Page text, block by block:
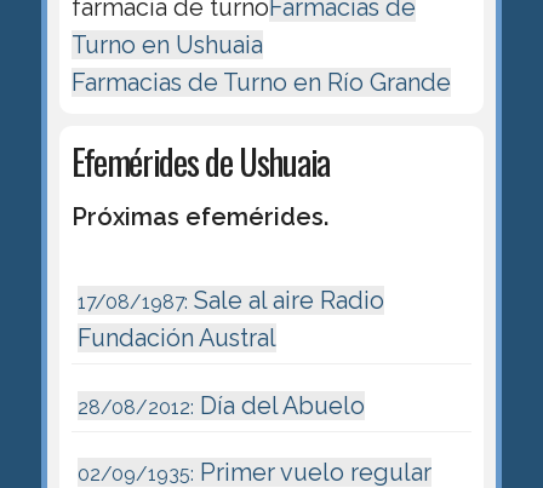
farmacia de turnoFarmacias de
Turno en Ushuaia
Farmacias de Turno en Río Grande
Efemérides de Ushuaia
Próximas efemérides.
17/08/1987: Sale al aire Radio
Fundación Austral
28/08/2012: Día del Abuelo
02/09/1935: Primer vuelo regular